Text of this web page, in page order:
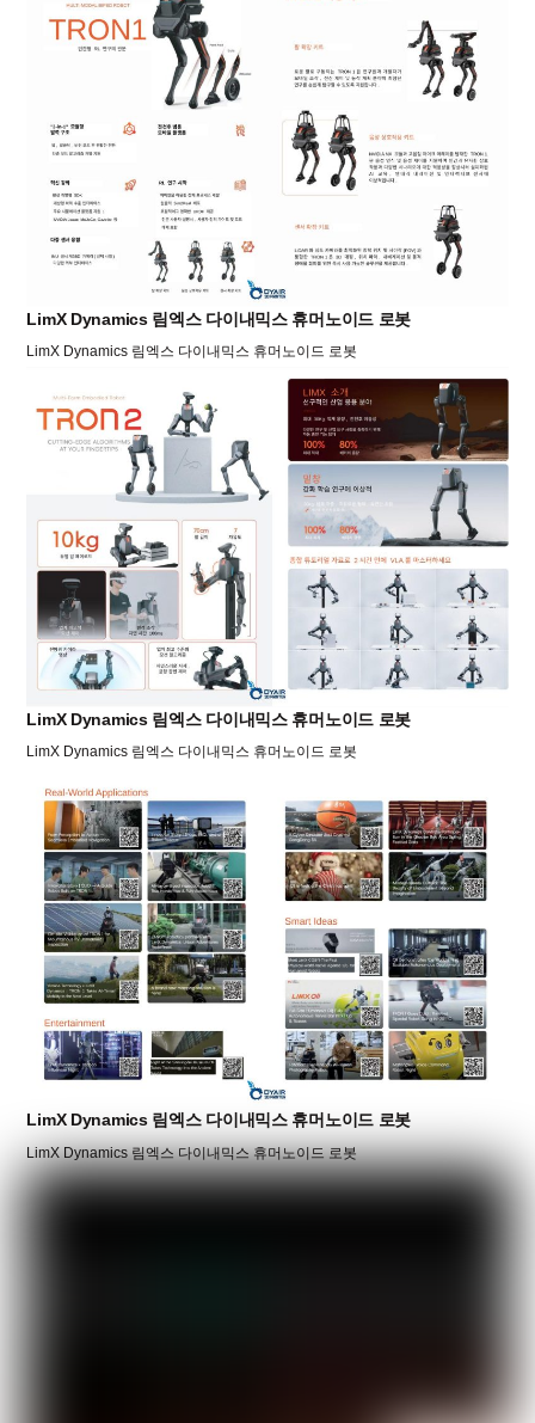
LimX Dynamics 림엑스 다이내믹스 휴머노이드 로봇
LimX Dynamics 림엑스 다이내믹스 휴머노이드 로봇
LimX Dynamics 림엑스 다이내믹스 휴머노이드 로봇
LimX Dynamics 림엑스 다이내믹스 휴머노이드 로봇
LimX Dynamics 림엑스 다이내믹스 휴머노이드 로봇
LimX Dynamics 림엑스 다이내믹스 휴머노이드 로봇